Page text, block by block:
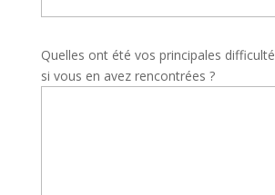
Quelles ont été vos principales
si vous en avez rencontrées ?